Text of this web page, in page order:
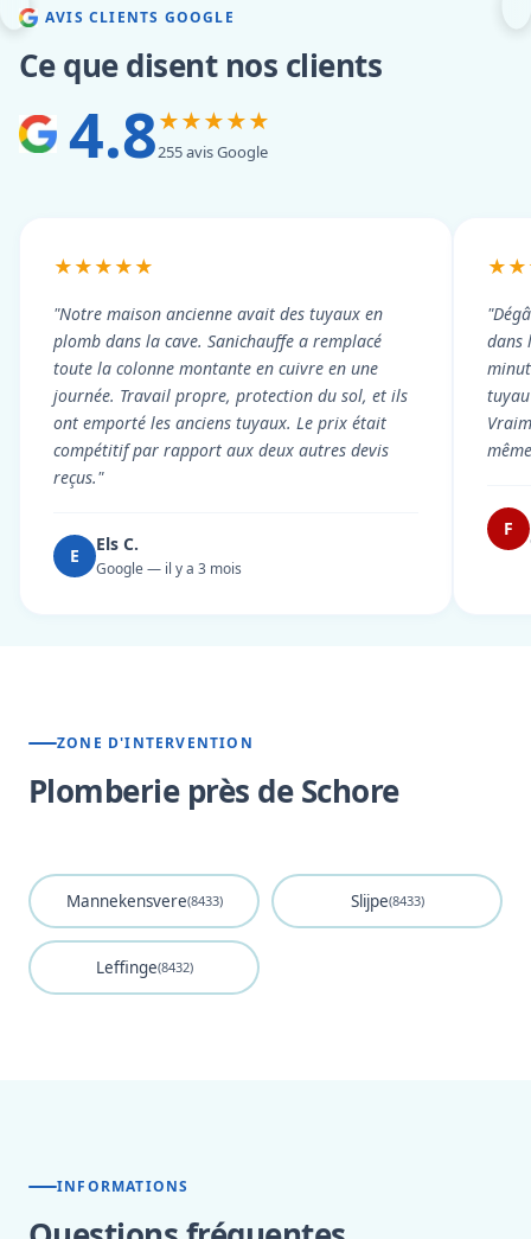
AVIS CLIENTS GOOGLE
Ce que disent nos clients
4.8★★★★★
255 avis Google
★★★★★
"Notre maison ancienne avait des tuyaux en
plomb dans la cave. Sanichauffe a remplacé
toute la colonne montante en cuivre en une
journée. Travail propre, protection du sol, et ils
ont emporté les anciens tuyaux. Le prix était
compétitif par rapport aux deux autres devis
reçus."
E
Els C.
Google — il y a 3 mois
dans
F
ZONE D'INTERVENTION
Plomberie près de Schore
Mannekensvere(8433) Slijpe(8433)
Leffinge(8432)
INFORMATIONS